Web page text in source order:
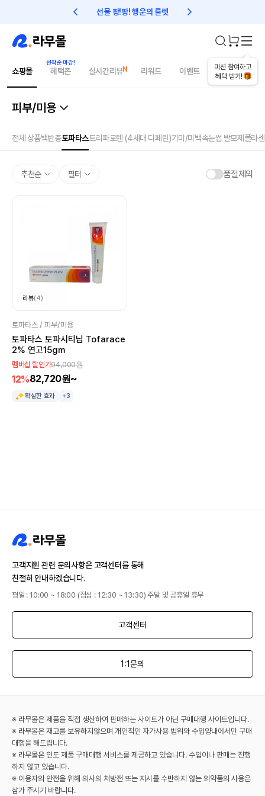
선물 팡!팡! 행운의 룰렛 친구초대 1만원 리워드!
미션 참여하고
혜택 받기!
쇼핑몰 혜택존 실시간리뷰 리워드 이벤트 건강매거진
피부/미용
전체 상품백반증토파타스트리파로텐 (4세대 디페린)기미/미백속눈썹 발모제 플라
추천순 필터 품절제외
리뷰(4)
토파타스 / 피부/미용
토파타스 토파시티닙 Tofarace
2% 연고15gm
멤버십 할인가94,000원
12%82,720원~
확실한 효과 +3
고객지원 관련 문의사항은 고객센터를 통해
친절히 안내하겠습니다.
평일 : 10:00 ~ 18:00 (점심 : 12:30 ~ 13:30) 주말 및 공휴일 휴무
고객센터
1:1문의
※ 라무몰은 제품을 직접 생산하여 판매하는 사이트가 아닌 구매대행 사이트입니다.
※ 라무몰은 재고를 보유하지않으며 개인적인 자가사용 범위와 수입양내에서만 구매
대행을 해드립니다.
※ 라무몰은 인도 제품 구매대행 서비스를 제공하고 있습니다. 수입이나 판매는 진행
하지 않고 있습니다.
※ 이용자의 안전을 위해 의사의 처방전 또는 지시를 수반하지 않는 의약품의 사용은
삼가 주시기 바랍니다.